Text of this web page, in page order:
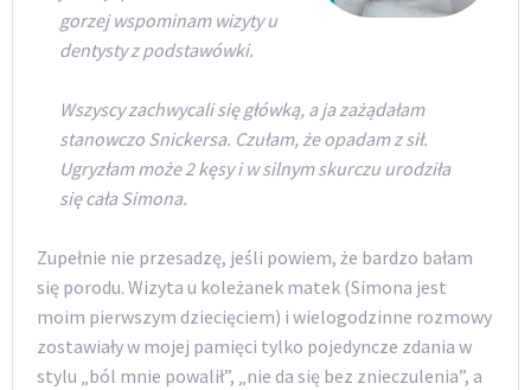
gorzej wspominam wizyty u
dentysty z podstawówki.
Wszyscy zachwycali się główką, a ja zażądałam
stanowczo Snickersa. Czułam, że opadam z sił.
Ugryzłam może 2 kęsy i w silnym skurczu urodziła
się cała Simona.
Zupełnie nie przesadzę, jeśli powiem, że bardzo bałam
się porodu. Wizyta u koleżanek matek (Simona jest
moim pierwszym dziecięciem) i wielogodzinne rozmowy
zostawiały w mojej pamięci tylko pojedyncze zdania w
stylu „ból mnie powalił”, „nie da się bez znieczulenia”, a